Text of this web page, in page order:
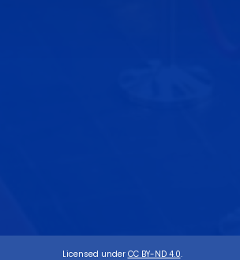
Licensed under CC BY-ND 4.0.